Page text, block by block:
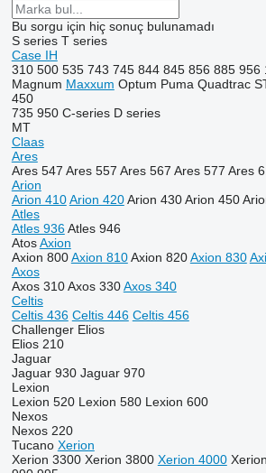
Bu sorgu için hiç sonuç bulunamadı
S series T series
Case IH
310 500 535 743 745 844 845 856 885 956
Magnum Maxxum Optum Puma Quadtrac
450
735 950 C-series D series
MT
Claas
Ares
Ares 547 Ares 557 Ares 567 Ares 577 Ares
Arion
Arion 410 Arion 420 Arion 430 Arion 450
Atles
Atles 936 Atles 946
Atos Axion
Axion 800 Axion 810 Axion 820 Axion 830
Axos
Axos 310 Axos 330 Axos 340
Celtis
Celtis 436 Celtis 446 Celtis 456
Challenger Elios
Elios 210
Jaguar
Jaguar 930 Jaguar 970
Lexion
Lexion 520 Lexion 580 Lexion 600
Nexos
Nexos 220
Tucano Xerion
Xerion 3300 Xerion 3800 Xerion 4000